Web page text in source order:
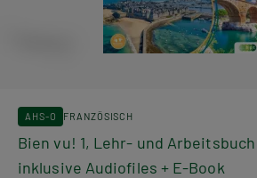
AHS-O FRANZÖSISCH
Bien vu! 1, Lehr- und
inklusive Audiofiles + E-Book